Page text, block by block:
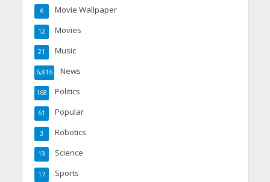
Movie Wallpaper
6
Movies
12
Music
21
News
6,816
Politics
168
Popular
61
Robotics
3
Science
13
Sports
17